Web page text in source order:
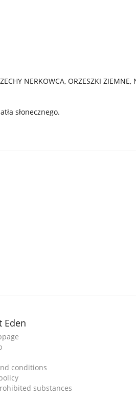
NERKOWCA, ORZESZKI
słonecznego.
Eden
conditions
substances